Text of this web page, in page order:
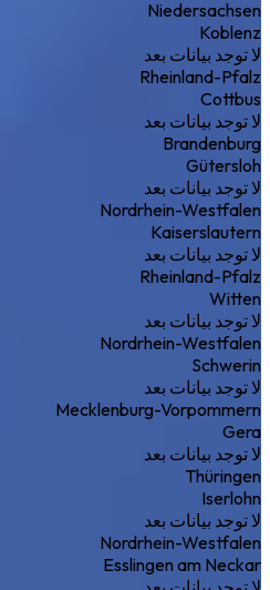
Niedersachsen
Koblenz
لا توجد بيانات بعد
Rheinland-Pfalz
Cottbus
لا توجد بيانات بعد
Brandenburg
Gütersloh
لا توجد بيانات بعد
Nordrhein-Westfalen
Kaiserslautern
لا توجد بيانات بعد
Rheinland-Pfalz
Witten
لا توجد بيانات بعد
Nordrhein-Westfalen
Schwerin
لا توجد بيانات بعد
Mecklenburg-Vorpommern
Gera
لا توجد بيانات بعد
Thüringen
Iserlohn
لا توجد بيانات بعد
Nordrhein-Westfalen
Esslingen am Neckar